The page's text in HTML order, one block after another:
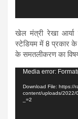
खेल मंत्री रेखा आर्या
स्टेडियम में 8 प्रकार के
के समतलीकरण का
Video
Player
Media error:
Download File: https://
content/uploads/2022/
_=2